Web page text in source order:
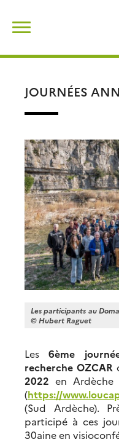
content
JOURNÉES
Les participants au
© Hubert Raguet
Les6ème
recherche OZCAR
2022 en Ardèche
(https://
(Sud Ardèche).
participé à ces
30aine en